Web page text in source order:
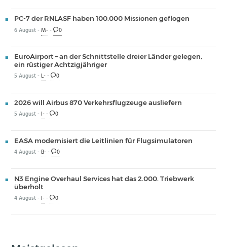
PC-7 der RNLASF haben 100.000 Missionen geflogen
6 August -M-- 0
EuroAirport – an der Schnittstelle dreier Länder gelegen,
ein rüstiger Achtzigjähriger
5 August -L-- 0
2026 will Airbus 870 Verkehrsflugzeuge ausliefern
5 August - I-- 0
EASA modernisiert die Leitlinien für Flugsimulatoren
4 August -B-- 0
N3 Engine Overhaul Services hat das 2.000. Triebwerk
überholt
4 August - I-- 0